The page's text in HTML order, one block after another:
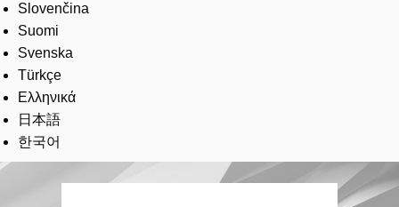
Slovenčina
Suomi
Svenska
Türkçe
Ελληνικά
日本語
한국어